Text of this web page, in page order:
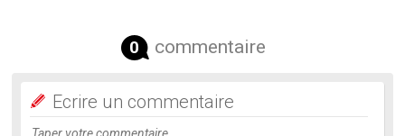
0 commentaire
Ecrire un commentaire